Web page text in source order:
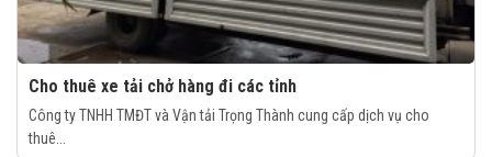
Cho thuê xe tải chở hàng đi các tỉnh
Công ty TNHH TMĐT và Vận tải Trọng Thành cung cấp dịch vụ cho
thuê...